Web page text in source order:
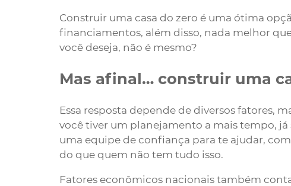
Construir uma casa do zero é uma ótima
financiamentos, além disso, nada melhor
você deseja, não é mesmo?
Mas afinal… construir uma
Essa resposta depende de diversos fatores,
você tiver um planejamento a mais tempo,
uma equipe de confiança para te ajudar,
do que quem não tem tudo isso.
Fatores econômicos nacionais também